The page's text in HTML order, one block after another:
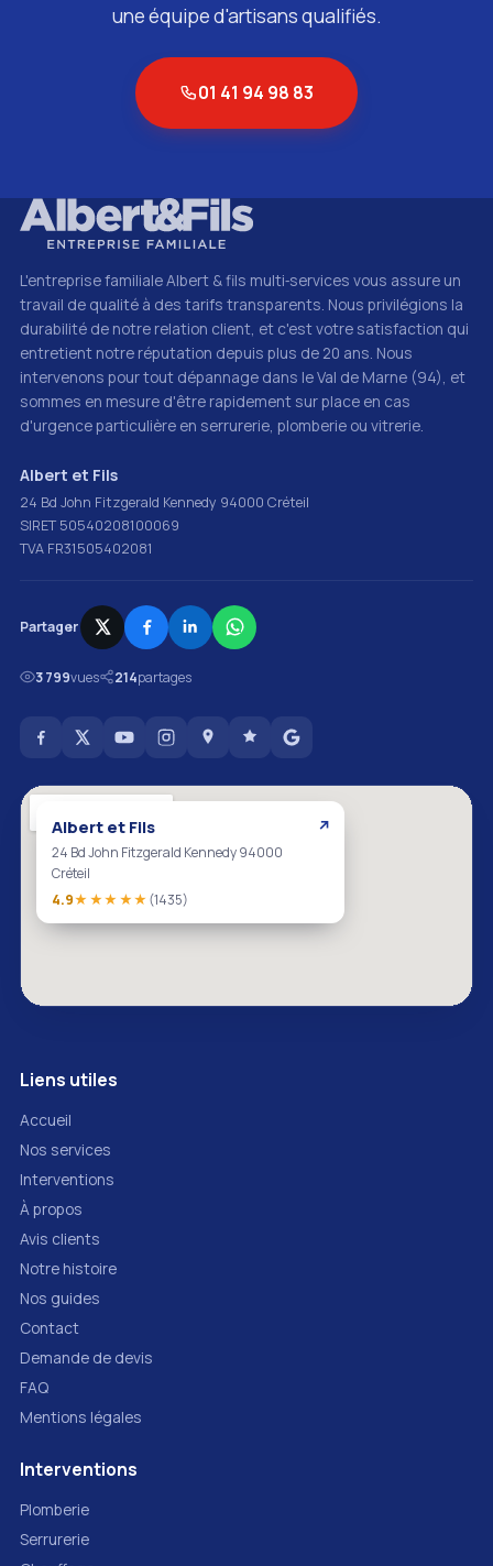
une équipe d'artisans qualifiés.
01 41 94 98 83
L'entreprise familiale Albert & fils multi‑services vous assure un
travail de qualité à des tarifs transparents. Nous privilégions la
durabilité de notre relation client, et c'est votre satisfaction qui
entretient notre réputation depuis plus de 20 ans. Nous
intervenons pour tout dépannage dans le Val de Marne (94), et
sommes en mesure d'être rapidement sur place en cas
d'urgence particulière en serrurerie, plomberie ou vitrerie.
Albert et Fils
24 Bd John Fitzgerald Kennedy 94000 Créteil
SIRET 50540208100069
TVA FR31505402081
Partager
3 799vues 214partages
Albert et Fils
24 Bd John Fitzgerald Kennedy 94000
Créteil
4.9★★★★★ (1435)
↗
Liens utiles
Accueil
Nos services
Interventions
À propos
Avis clients
Notre histoire
Nos guides
Contact
Demande de devis
FAQ
Mentions légales
Interventions
Plomberie
Serrurerie